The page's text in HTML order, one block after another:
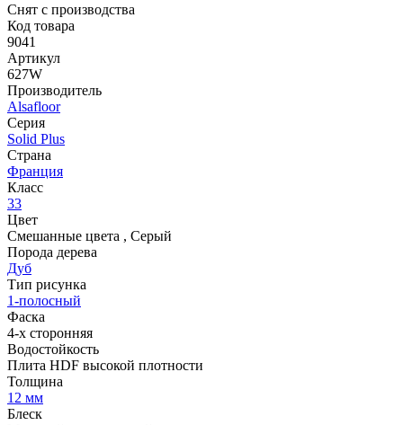
Снят с производства
Код товара
9041
Артикул
627W
Производитель
Alsafloor
Серия
Solid Plus
Страна
Франция
Класс
33
Цвет
Смешанные цвета , Серый
Порода дерева
Дуб
Тип рисунка
1-полосный
Фаска
4-х сторонняя
Водостойкость
Плита HDF высокой плотности
Толщина
12 мм
Блеск